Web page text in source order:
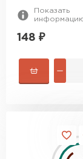
Показать
148 ₽